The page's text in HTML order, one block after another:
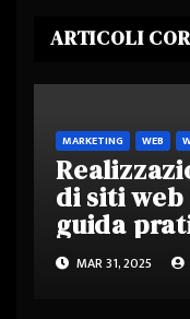
ARTICOLI
MARKETING WEB
di siti web
guida
MAR 31, 2025